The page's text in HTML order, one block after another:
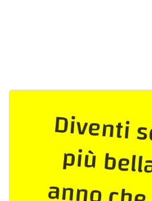
Cartoline musicali
Cartoline animate
Accedi